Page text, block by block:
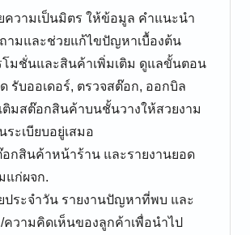
ความเป็นมิตร ให้ข้อมูล คำแนะนำ
ามและช่วยแก้ไขปัญหาเบื้องต้น
โมชั่นและสินค้าเพิ่มเติม ดูแลขั้นตอน
รับออเดอร์, ตรวจสต๊อก, ออกบิล
ติมสต๊อกสินค้าบนชั้นวางให้สวยงาม
ระเบียบอยู่เสมอ
อกสินค้าหน้าร้าน และรายงานยอด
แก่ผจก.
ประจำวัน รายงานปัญหาที่พบ และ
วามคิดเห็นของลูกค้าเพื่อนำไป